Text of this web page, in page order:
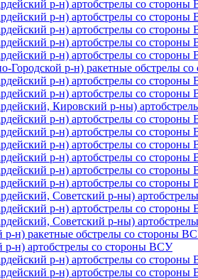
р-н) артобстрелы со
р-н) артобстрелы со
р-н) артобстрелы со
р-н) артобстрелы со
р-н) артобстрелы со
Городской р-н) ракетные обстрелы
р-н) артобстрелы со
р-н) артобстрелы со
Кировский р-ны)
р-н) артобстрелы со
р-н) артобстрелы со
р-н) артобстрелы со
р-н) артобстрелы со
р-н) артобстрелы со
р-н) артобстрелы со
Советский р-ны)
р-н) артобстрелы со
Советский р-ны)
р-н) ракетные обстрелы со стороны
р-н) артобстрелы со стороны ВСУ
р-н) артобстрелы со
р-н) артобстрелы со